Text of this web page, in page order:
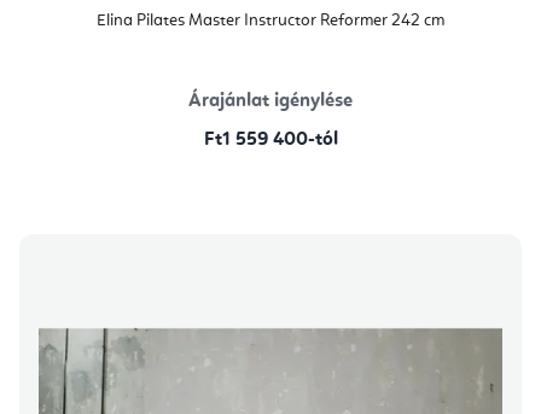
Elina Pilates Master Instructor Reformer 242 cm
Árajánlat igénylése
Ft1 559 400-tól